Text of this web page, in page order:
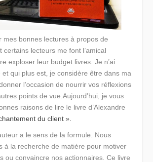
mes bonnes lectures à propos de
certains lecteurs me font l’amical
exploser leur budget livres. Je n’ai
et qui plus est, je considère être dans ma
l’occasion de nourrir vos réflexions
points de vue.Aujourd’hui, je vous
raisons de lire le livre d’Alexandre
du client ».
a le sens de la formule. Nous
à la recherche de matière pour motiver
ou convaincre nos actionnaires. Ce livre